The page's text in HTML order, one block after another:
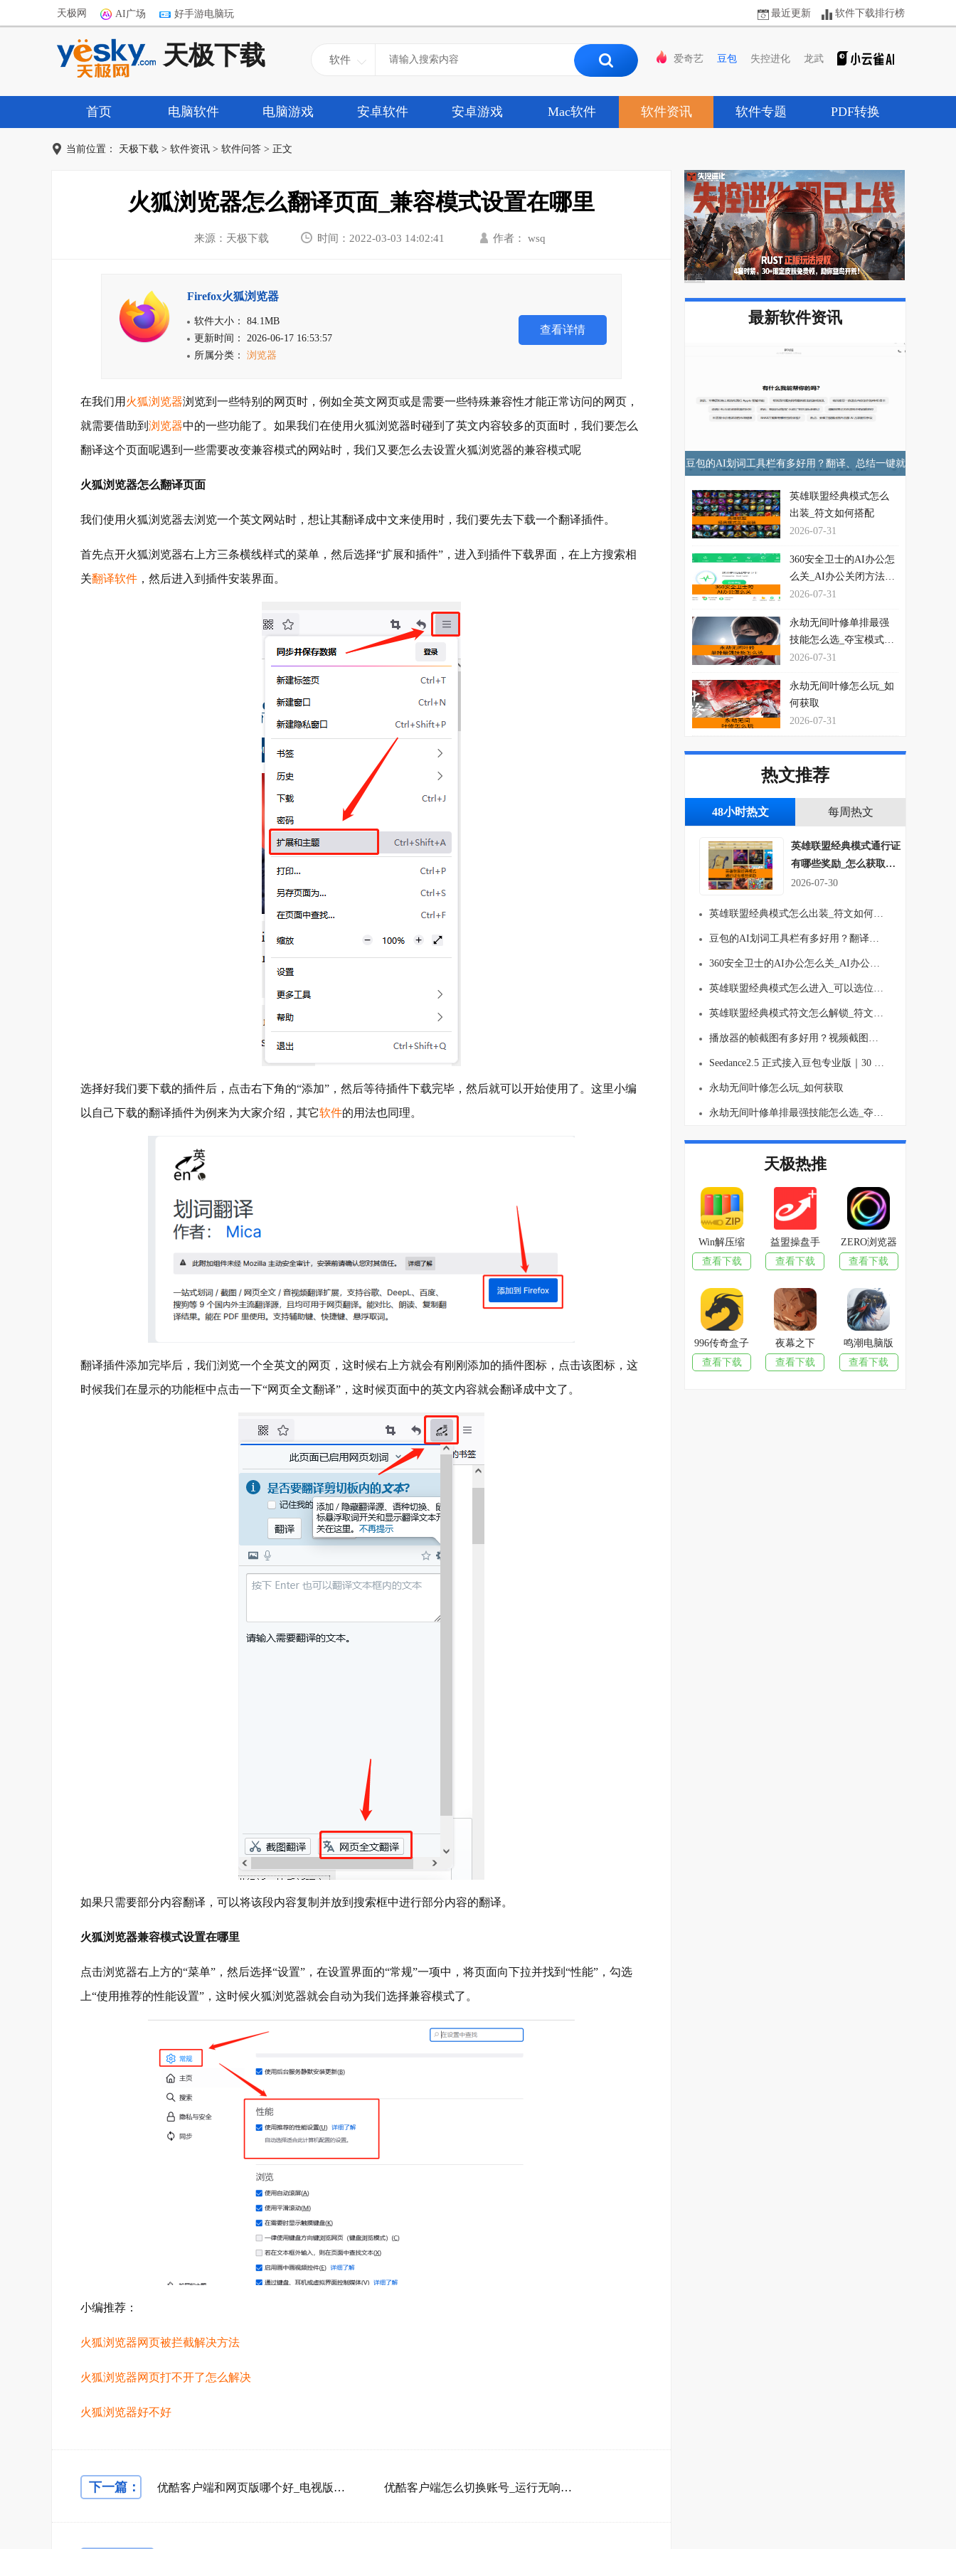
天极网 AI广场 好手游电脑玩 最近更新 软件下载排行榜
天极下载 软件 爱奇艺 豆包 失控进化 龙武
首页 电脑软件 电脑游戏 安卓软件 安卓游戏 Mac软件 软件资讯 软件专题 PDF转换
当前位置： 天极下载 > 软件资讯 > 软件问答 > 正文
火狐浏览器怎么翻译页面_兼容模式设置在哪里
来源：天极下载 时间：2022-03-03 14:02:41 作者： wsq
Firefox火狐浏览器
软件大小： 84.1MB
更新时间： 2026-06-17 16:53:57
所属分类： 浏览器
查看详情
在我们用 火狐浏览器浏览到一些特别的网页时，例如全英文网页或是需要一些特殊兼容性才能正常访问的网页，
就需要借助到 浏览器中的一些功能了。如果我们在使用火狐浏览器时碰到了英文内容较多的页面时，我们要怎么
翻译这个页面呢遇到一些需要改变兼容模式的网站时，我们又要怎么去设置火狐浏览器的兼容模式呢
火狐浏览器怎么翻译页面
我们使用火狐浏览器去浏览一个英文网站时，想让其翻译成中文来使用时，我们要先去下载一个翻译插件。
首先点开火狐浏览器右上方三条横线样式的菜单，然后选择“扩展和插件”，进入到插件下载界面，在上方搜索相
关翻译软件 ，然后进入到插件安装界面。
选择好我们要下载的插件后，点击右下角的“添加”，然后等待插件下载完毕，然后就可以开始使用了。这里小编
以自己下载的翻译插件为例来为大家介绍，其它软件的用法也同理。
翻译插件添加完毕后，我们浏览一个全英文的网页，这时候右上方就会有刚刚添加的插件图标，点击该图标，这
时候我们在显示的功能框中点击一下“网页全文翻译”，这时候页面中的英文内容就会翻译成中文了。
如果只需要部分内容翻译，可以将该段内容复制并放到搜索框中进行部分内容的翻译。
火狐浏览器兼容模式设置在哪里
点击浏览器右上方的“菜单”，然后选择“设置”，在设置界面的“常规”一项中，将页面向下拉并找到“性能”，勾选
上“使用推荐的性能设置”，这时候火狐浏览器就会自动为我们选择兼容模式了。
小编推荐：
火狐浏览器网页被拦截解决方法
火狐浏览器网页打不开了怎么解决
火狐浏览器好不好
下一篇： 优酷客户端和网页版哪个好_电视版会员是通用的吗 优酷客户端怎么切换账号_运行无响应解决方法
最新软件资讯
豆包的AI划词工具栏有多好用？翻译、总结一键就
行！
英雄联盟经典模式怎么
出装_符文如何搭配
2026-07-31
360安全卫士的AI办公怎
么关_AI办公关闭方法介
绍
2026-07-31
永劫无间叶修单排最强
技能怎么选_夺宝模式玩
法思路介绍
2026-07-31
永劫无间叶修怎么玩_如
何获取
2026-07-31
热文推荐
48小时热文 每周热文
英雄联盟经典模式通行证
有哪些奖励_怎么获取符
文吗
2026-07-30
英雄联盟经典模式怎么出装_符文如何搭配
豆包的AI划词工具栏有多好用？翻译、总结一键就行！
360安全卫士的AI办公怎么关_AI办公关闭方法介绍
英雄联盟经典模式怎么进入_可以选位置吗
英雄联盟经典模式符文怎么解锁_符文要买吗
播放器的帧截图有多好用？视频截图再也不麻烦了！
Seedance2.5 正式接入豆包专业版｜30 秒长视频生成、多图参考 AI视频创作能力全面升级
永劫无间叶修怎么玩_如何获取
永劫无间叶修单排最强技能怎么选_夺宝模式玩法思路介绍
天极热推
Win解压缩
查看下载
益盟操盘手
查看下载
ZERO浏览器
查看下载
996传奇盒子
查看下载
夜幕之下
查看下载
鸣潮电脑版
查看下载